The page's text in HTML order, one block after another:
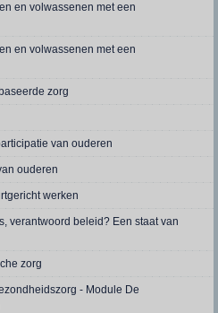
en volwassenen met een
en volwassenen met een
zorg
van ouderen
ouderen
werken
verantwoord beleid? Een staat van
zorg
- Module De